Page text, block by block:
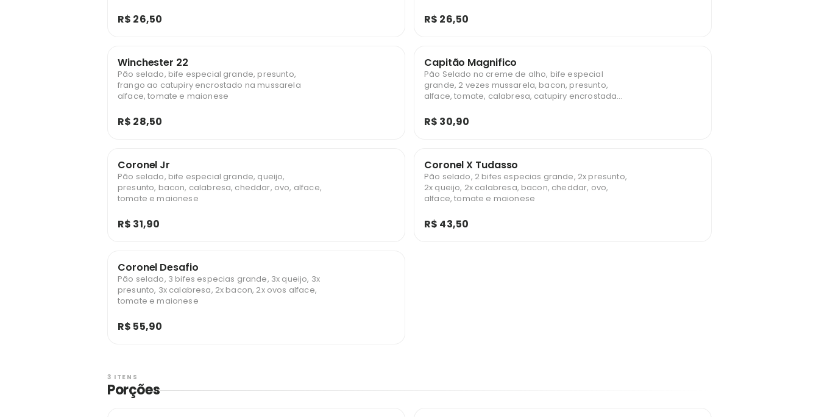
R$ 26,50 R$ 26,50
Winchester 22
Pão selado, bife especial grande, presunto,
frango ao catupiry encrostado na mussarela
alface, tomate e maionese
R$ 28,50
Capitão Magnifico
Pão Selado no creme de alho, bife especial
grande, 2 vezes mussarela, bacon, presunto,
alface, tomate, calabresa, catupiry encrostada
R$ 30,90
Coronel Jr
Pão selado, bife especial grande, queijo,
presunto, bacon, calabresa, cheddar, ovo, alface,
tomate e maionese
R$ 31,90
Coronel X Tudasso
Pão selado, 2 bifes especias grande, 2x presunto,
2x queijo, 2x calabresa, bacon, cheddar, ovo,
alface, tomate e maionese
R$ 43,50
Coronel Desafio
Pão selado, 3 bifes especias grande, 3x queijo, 3x
presunto, 3x calabresa, 2x bacon, 2x ovos alface,
tomate e maionese
R$ 55,90
3 ITENS
Porções